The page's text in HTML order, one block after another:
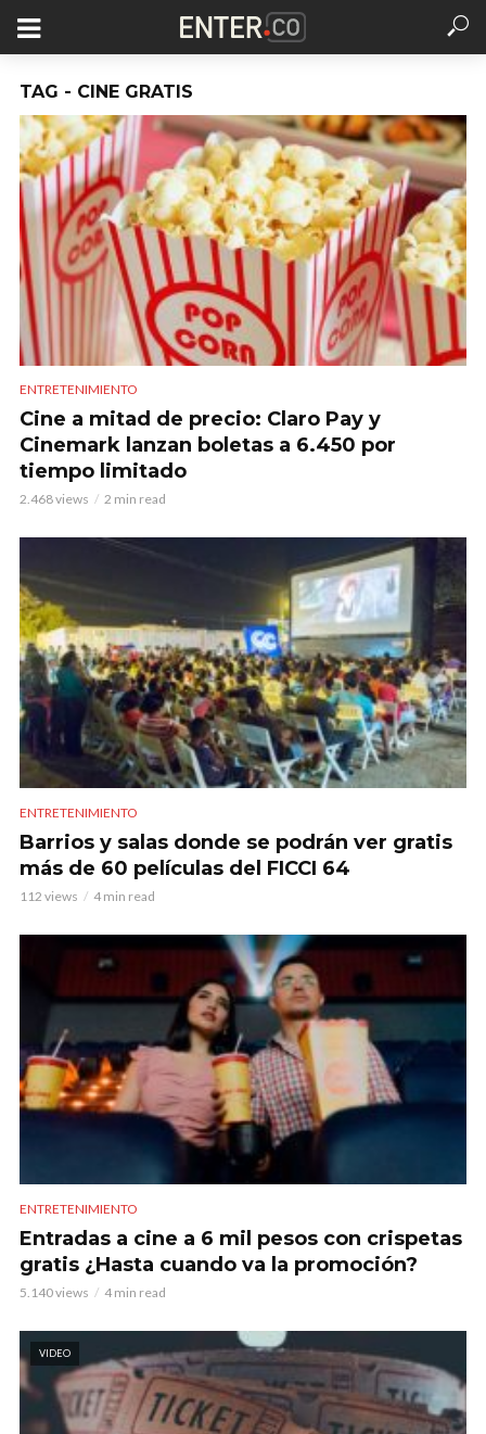
TAG - CINE GRATIS
ENTRETENIMIENTO
Cine a mitad de precio: Claro Pay y
Cinemark lanzan boletas a 6.450 por
tiempo limitado
2.468 views 2 min read
ENTRETENIMIENTO
Barrios y salas donde se podrán ver gratis
más de 60 películas del FICCI 64
112 views 4 min read
ENTRETENIMIENTO
Entradas a cine a 6 mil pesos con crispetas
gratis ¿Hasta cuando va la promoción?
5.140 views 4 min read
VIDEO